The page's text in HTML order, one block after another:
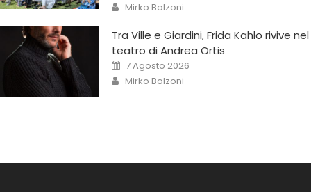
Mirko Bolzoni
Tra Ville e Giardini, Frida Kahlo rivive nel
teatro di Andrea Ortis
7 Agosto 2026
Mirko Bolzoni